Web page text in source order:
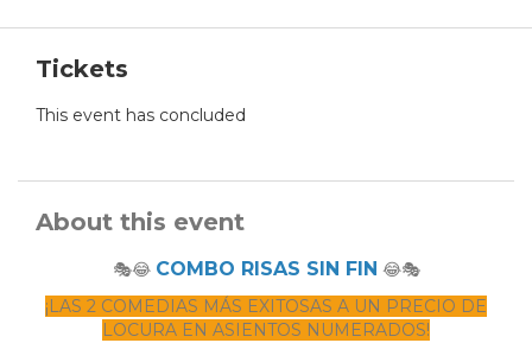
Tickets
This event has concluded
About this event
🎭😂 COMBO RISAS SIN FIN 😂🎭
¡LAS 2 COMEDIAS MÁS EXITOSAS A UN PRECIO DE
LOCURA EN ASIENTOS NUMERADOS!